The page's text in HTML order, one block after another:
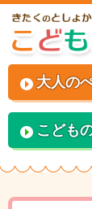
大人の
こども